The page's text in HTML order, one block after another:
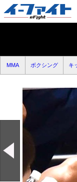
MMA ボクシング キ